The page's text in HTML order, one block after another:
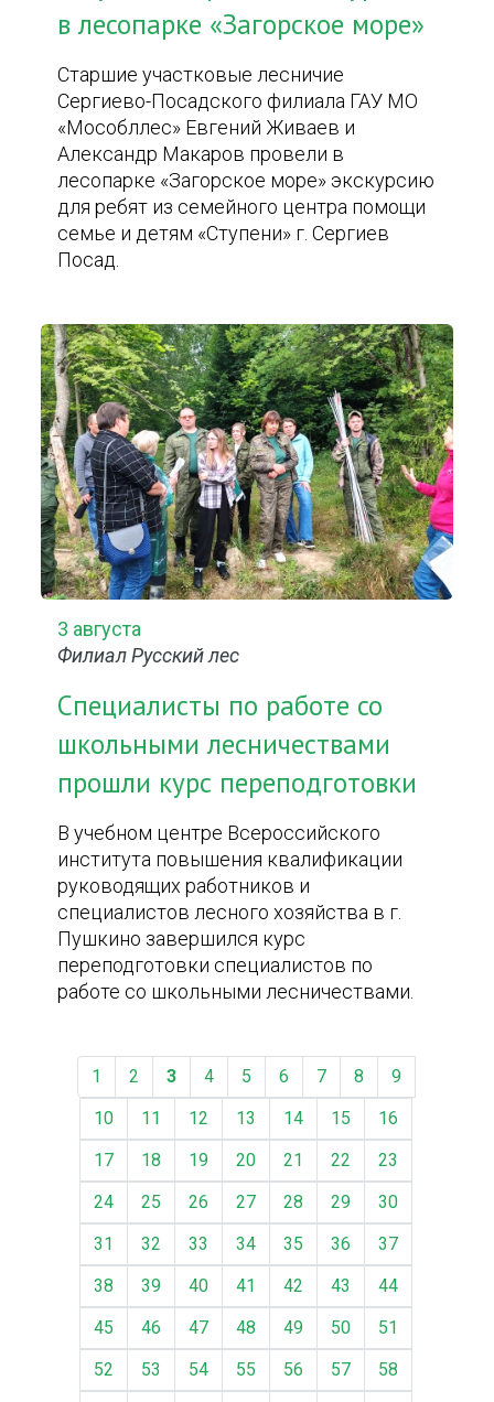
в лесопарке «Загорское море»
Старшие участковые лесничие
Сергиево-Посадского филиала ГАУ МО
«Мособллес» Евгений Живаев и
Александр Макаров провели в
лесопарке «Загорское море» экскурсию
для ребят из семейного центра помощи
семье и детям «Ступени» г. Сергиев
Посад.
3 августа
Филиал Русский лес
Специалисты по работе со
школьными лесничествами
прошли курс переподготовки
В учебном центре Всероссийского
института повышения квалификации
руководящих работников и
специалистов лесного хозяйства в г.
Пушкино завершился курс
переподготовки специалистов по
работе со школьными лесничествами.
1 2 3 4 5 6 7 8
9
10
11 12 13 14 15
16
17
18 19 20 21 22
23
24
25 26 27 28 29
30
31
32 33 34 35 36
37
38
39 40 41 42 43
44
45
46 47 48 49 50
51
52
53 54 55 56 57
58